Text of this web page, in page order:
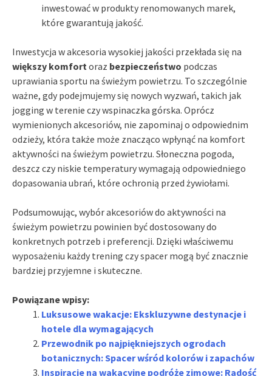
inwestować w produkty renomowanych marek,
które gwarantują jakość.
Inwestycja w akcesoria wysokiej jakości przekłada się na
większy komfort oraz bezpieczeństwo podczas
uprawiania sportu na świeżym powietrzu. To szczególnie
ważne, gdy podejmujemy się nowych wyzwań, takich jak
jogging w terenie czy wspinaczka górska. Oprócz
wymienionych akcesoriów, nie zapominaj o odpowiednim
odzieży, która także może znacząco wpłynąć na komfort
aktywności na świeżym powietrzu. Słoneczna pogoda,
deszcz czy niskie temperatury wymagają odpowiedniego
dopasowania ubrań, które ochronią przed żywiołami.
Podsumowując, wybór akcesoriów do aktywności na
świeżym powietrzu powinien być dostosowany do
konkretnych potrzeb i preferencji. Dzięki właściwemu
wyposażeniu każdy trening czy spacer mogą być znacznie
bardziej przyjemne i skuteczne.
Powiązane wpisy:
Luksusowe wakacje: Ekskluzywne destynacje i
hotele dla wymagających
Przewodnik po najpiękniejszych ogrodach
botanicznych: Spacer wśród kolorów i zapachów
Inspiracje na wakacyjne podróże zimowe: Radość